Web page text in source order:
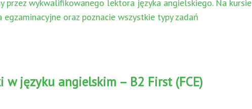
przez wykwalifikowanego lektora języka angielskiego. Na kursie
oraz poznacie wszystkie typy zadań
w języku angielskim – B2 First (FCE)